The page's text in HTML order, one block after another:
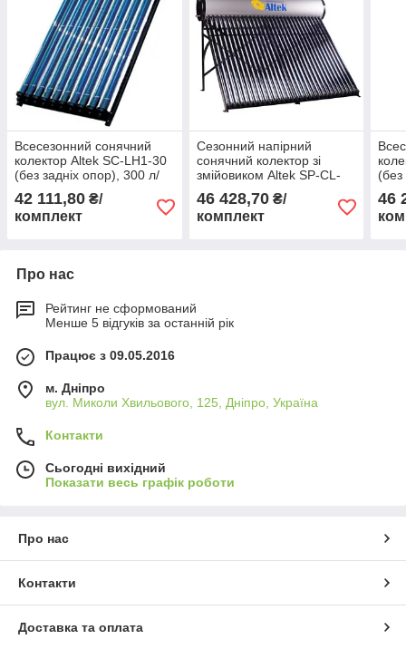
Всесезонний сонячний
колектор Altek SC-LH1-30
(без задніх опор), 300 л/
добу
42 111,80 ₴/
комплект
Сезонний напірний
сонячний колектор зі
змійовиком Altek SP-CL-
24, 240 л/добу
46 428,70₴/
комплект
(без
добу
46
Про нас
Рейтинг не сформований
Менше 5 відгуків за останній рік
Працює з 09.05.2016
м. Дніпро
вул. Миколи Хвильового, 125, Дніпро, Україна
Контакти
Сьогодні вихідний
Показати весь графік роботи
Про нас
Контакти
Доставка та оплата